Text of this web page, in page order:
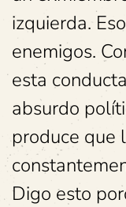
izquierda.
enemigos.
esta
absurdo
produce que
Digo esto